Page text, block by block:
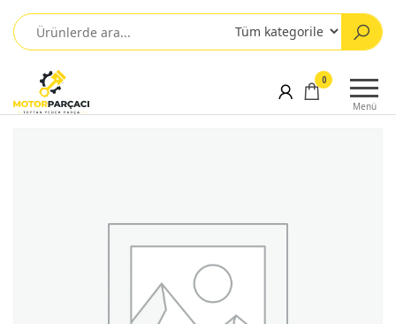
Menü
0